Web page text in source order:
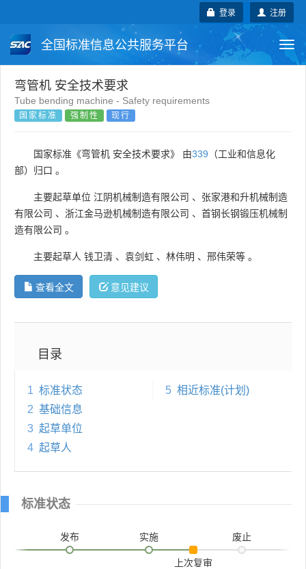
注册
登录
全国标准信息公共服务平台
国家标准
团体标准
国外标准 技术委员会
弯管机 安全技术要求
Tube bending machine - Safety requirements
国家标准 强制性 现行
国家标准《弯管机 安全技术要求》 由339 （工业和信息化
部）归口 。
主要起草单位 江阴机械制造有限公司 、 张家港和升机械制造
有限公司 、 浙江金马逊机械制造有限公司 、 首钢长钢锻压机械制
造有限公司 。
主要起草人 钱卫清 、 袁剑虹 、 林伟明 、 邢伟荣等 。
查看全文 意见建议
目录
1 标准状态
2 基础信息
3 起草单位
4 起草人
5 相近标准(计划)
标准状态
发布 实施
上次复审
废止